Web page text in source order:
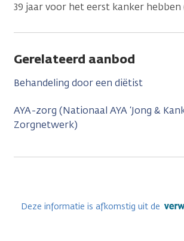
39 jaar voor het eerst kanker hebben
Gerelateerd aanbod
Behandeling door een diëtist
AYA-zorg (Nationaal AYA ‘Jong &
Zorgnetwerk)
Deze informatie is afkomstig uit de